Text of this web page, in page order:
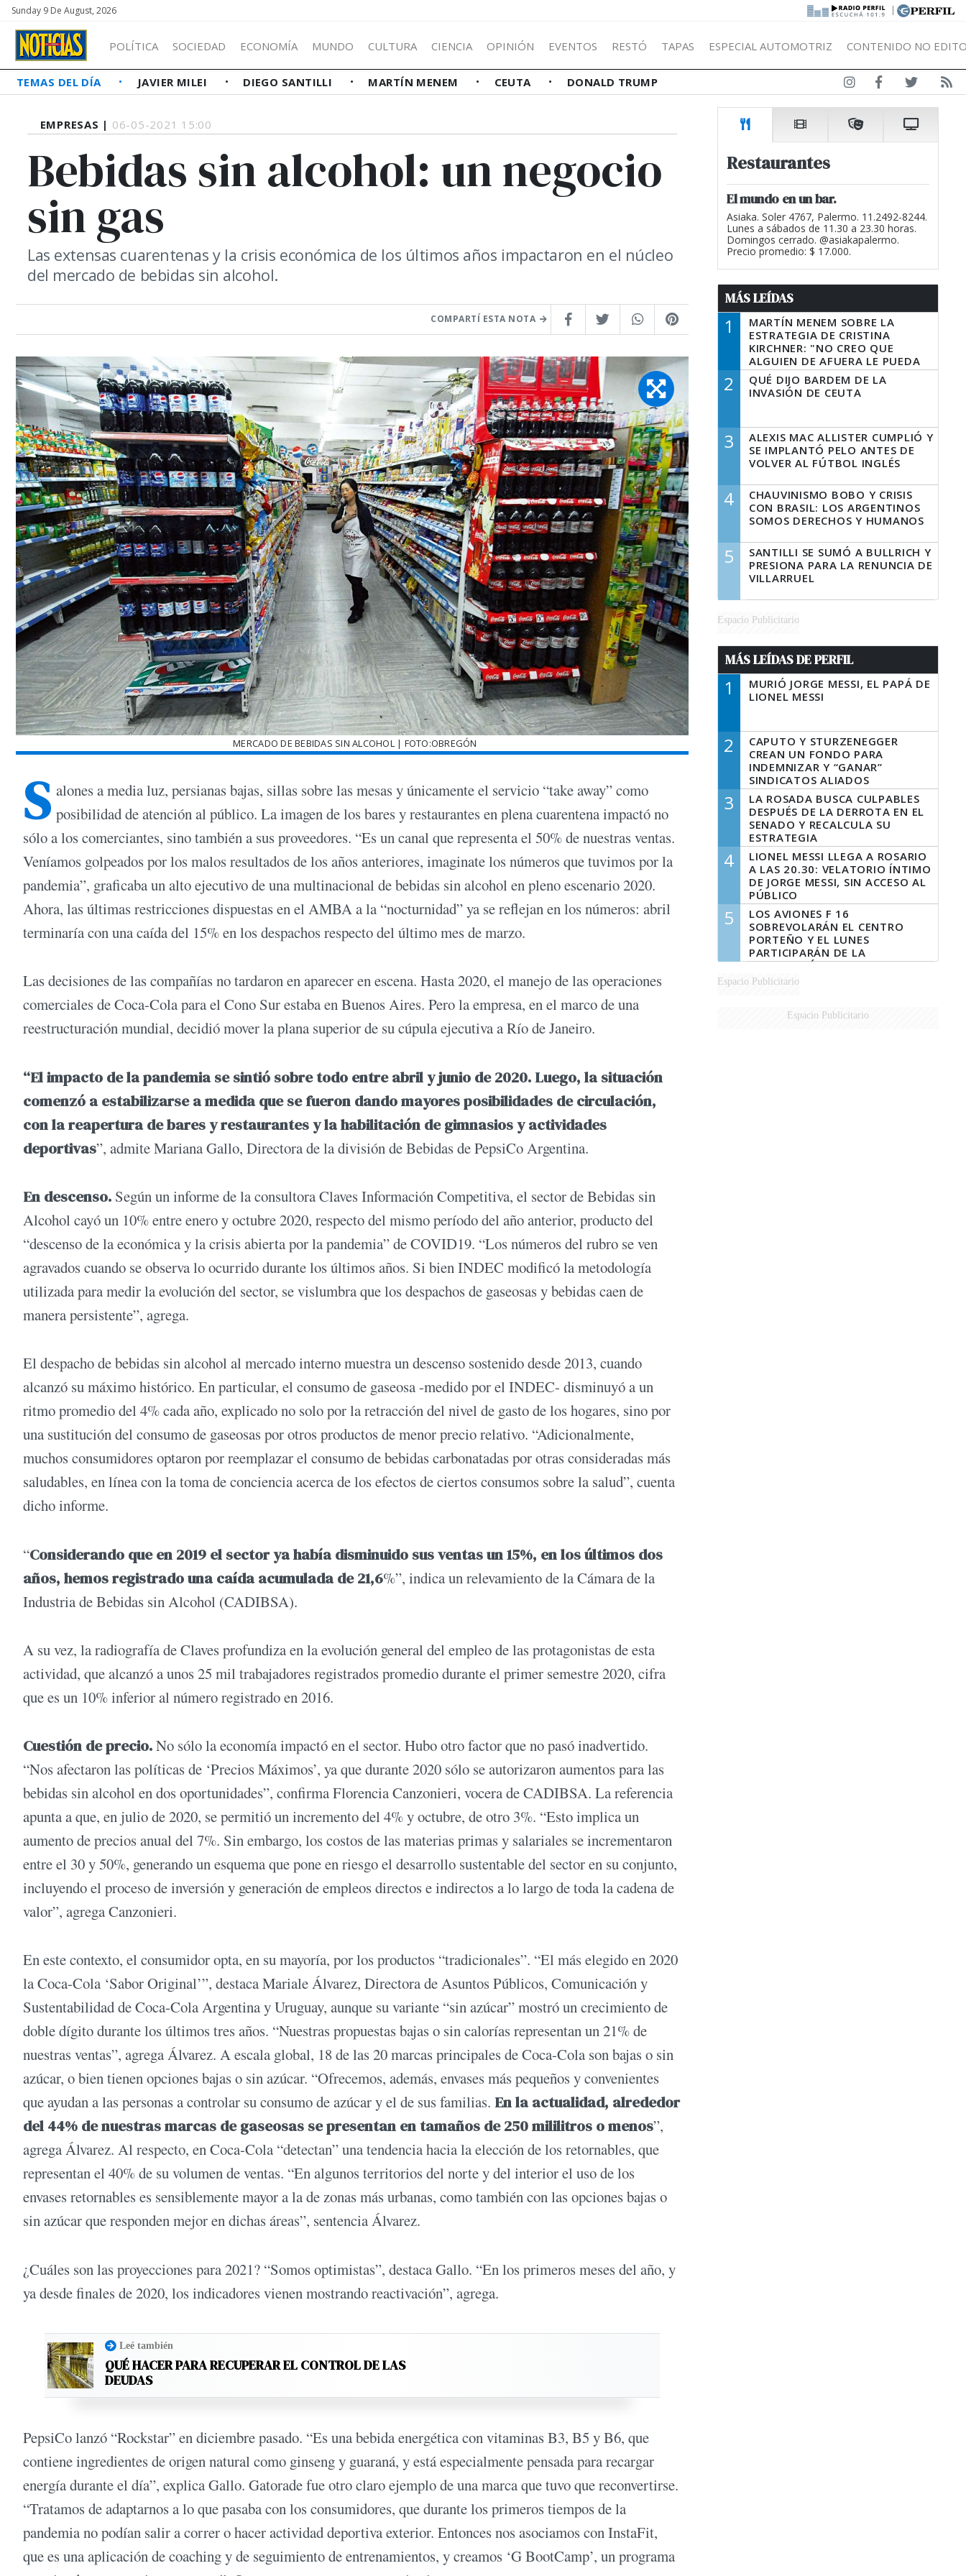
Sunday 9 De August, 2026 |
POLÍTICA SOCIEDAD ECONOMÍA MUNDO CULTURA CIENCIA OPINIÓN EVENTOS RESTÓ TAPAS ESPECIAL AUTOMOTRIZ CONTENIDO NO
TEMAS DEL DÍA JAVIER MILEI DIEGO SANTILLI MARTÍN MENEM CEUTA DONALD TRUMP
EMPRESAS | 06-05-2021 15:00
Bebidas sin alcohol: un negocio
sin gas
Las extensas cuarentenas y la crisis económica de los últimos años impactaron en el núcleo
del mercado de bebidas sin alcohol.
COMPARTÍ ESTA NOTA
MERCADO DE BEBIDAS SIN ALCOHOL | FOTO:OBREGÓN
S alones a media luz, persianas bajas, sillas sobre las mesas y únicamente el servicio “take away” como
posibilidad de atención al público. La imagen de los bares y restaurantes en plena cuarentena impactó no
sólo a los comerciantes, sino también a sus proveedores. “Es un canal que representa el 50% de nuestras ventas.
Veníamos golpeados por los malos resultados de los años anteriores, imaginate los números que tuvimos por la
pandemia”, graficaba un alto ejecutivo de una multinacional de bebidas sin alcohol en pleno escenario 2020.
Ahora, las últimas restricciones dispuestas en el AMBA a la “nocturnidad” ya se reflejan en los números: abril
terminaría con una caída del 15% en los despachos respecto del último mes de marzo.
Las decisiones de las compañías no tardaron en aparecer en escena. Hasta 2020, el manejo de las operaciones
comerciales de Coca-Cola para el Cono Sur estaba en Buenos Aires. Pero la empresa, en el marco de una
reestructuración mundial, decidió mover la plana superior de su cúpula ejecutiva a Río de Janeiro.
“El impacto de la pandemia se sintió sobre todo entre abril y junio de 2020. Luego, la situación
comenzó a estabilizarse a medida que se fueron dando mayores posibilidades de circulación,
con la reapertura de bares y restaurantes y la habilitación de gimnasios y actividades
deportivas”, admite Mariana Gallo, Directora de la división de Bebidas de PepsiCo Argentina.
En descenso. Según un informe de la consultora Claves Información Competitiva, el sector de Bebidas sin
Alcohol cayó un 10% entre enero y octubre 2020, respecto del mismo período del año anterior, producto del
“descenso de la económica y la crisis abierta por la pandemia” de COVID19. “Los números del rubro se ven
agravados cuando se observa lo ocurrido durante los últimos años. Si bien INDEC modificó la metodología
utilizada para medir la evolución del sector, se vislumbra que los despachos de gaseosas y bebidas caen de
manera persistente”, agrega.
El despacho de bebidas sin alcohol al mercado interno muestra un descenso sostenido desde 2013, cuando
alcanzó su máximo histórico. En particular, el consumo de gaseosa -medido por el INDEC- disminuyó a un
ritmo promedio del 4% cada año, explicado no solo por la retracción del nivel de gasto de los hogares, sino por
una sustitución del consumo de gaseosas por otros productos de menor precio relativo. “Adicionalmente,
muchos consumidores optaron por reemplazar el consumo de bebidas carbonatadas por otras consideradas más
saludables, en línea con la toma de conciencia acerca de los efectos de ciertos consumos sobre la salud”, cuenta
dicho informe.
“Considerando que en 2019 el sector ya había disminuido sus ventas un 15%, en los últimos dos
años, hemos registrado una caída acumulada de 21,6%”, indica un relevamiento de la Cámara de la
Industria de Bebidas sin Alcohol (CADIBSA).
A su vez, la radiografía de Claves profundiza en la evolución general del empleo de las protagonistas de esta
actividad, que alcanzó a unos 25 mil trabajadores registrados promedio durante el primer semestre 2020, cifra
que es un 10% inferior al número registrado en 2016.
Cuestión de precio.No sólo la economía impactó en el sector. Hubo otro factor que no pasó inadvertido.
“Nos afectaron las políticas de ‘Precios Máximos’, ya que durante 2020 sólo se autorizaron aumentos para las
bebidas sin alcohol en dos oportunidades”, confirma Florencia Canzonieri, vocera de CADIBSA. La referencia
apunta a que, en julio de 2020, se permitió un incremento del 4% y octubre, de otro 3%. “Esto implica un
aumento de precios anual del 7%. Sin embargo, los costos de las materias primas y salariales se incrementaron
entre el 30 y 50%, generando un esquema que pone en riesgo el desarrollo sustentable del sector en su conjunto,
incluyendo el proceso de inversión y generación de empleos directos e indirectos a lo largo de toda la cadena de
valor”, agrega Canzonieri.
En este contexto, el consumidor opta, en su mayoría, por los productos “tradicionales”. “El más elegido en 2020
la Coca-Cola ‘Sabor Original’”, destaca Mariale Álvarez, Directora de Asuntos Públicos, Comunicación y
Sustentabilidad de Coca-Cola Argentina y Uruguay, aunque su variante “sin azúcar” mostró un crecimiento de
doble dígito durante los últimos tres años. “Nuestras propuestas bajas o sin calorías representan un 21% de
nuestras ventas”, agrega Álvarez. A escala global, 18 de las 20 marcas principales de Coca-Cola son bajas o sin
azúcar, o bien tienen opciones bajas o sin azúcar. “Ofrecemos, además, envases más pequeños y convenientes
que ayudan a las personas a controlar su consumo de azúcar y el de sus familias. En la actualidad, alrededor
del 44% de nuestras marcas de gaseosas se presentan en tamaños de 250 mililitros o menos”,
agrega Álvarez. Al respecto, en Coca-Cola “detectan” una tendencia hacia la elección de los retornables, que
representan el 40% de su volumen de ventas. “En algunos territorios del norte y del interior el uso de los
envases retornables es sensiblemente mayor a la de zonas más urbanas, como también con las opciones bajas o
sin azúcar que responden mejor en dichas áreas”, sentencia Álvarez.
¿Cuáles son las proyecciones para 2021? “Somos optimistas”, destaca Gallo. “En los primeros meses del año, y
ya desde finales de 2020, los indicadores vienen mostrando reactivación”, agrega.
Leé también
QUÉ HACER PARA RECUPERAR EL CONTROL DE LAS
DEUDAS
PepsiCo lanzó “Rockstar” en diciembre pasado. “Es una bebida energética con vitaminas B3, B5 y B6, que
contiene ingredientes de origen natural como ginseng y guaraná, y está especialmente pensada para recargar
energía durante el día”, explica Gallo. Gatorade fue otro claro ejemplo de una marca que tuvo que reconvertirse.
“Tratamos de adaptarnos a lo que pasaba con los consumidores, que durante los primeros tiempos de la
pandemia no podían salir a correr o hacer actividad deportiva exterior. Entonces nos asociamos con InstaFit,
que es una aplicación de coaching y de seguimiento de entrenamientos, y creamos ‘G BootCamp’, un programa
Restaurantes
El mundo en un bar.
Asiaka. Soler 4767, Palermo. 11.2492-8244.
Lunes a sábados de 11.30 a 23.30 horas.
Domingos cerrado. @asiakapalermo.
Precio promedio: $ 17.000.
MÁS LEÍDAS
1
MARTÍN MENEM SOBRE LA
ESTRATEGIA DE CRISTINA
KIRCHNER: "NO CREO QUE
ALGUIEN DE AFUERA LE PUEDA
DECIR A LA JUSTICIA LO QUE
TIENE QUE HACER"
2
QUÉ DIJO BARDEM DE LA
INVASIÓN DE CEUTA
3
ALEXIS MAC ALLISTER CUMPLIÓ Y
SE IMPLANTÓ PELO ANTES DE
VOLVER AL FÚTBOL INGLÉS
4
CHAUVINISMO BOBO Y CRISIS
CON BRASIL: LOS ARGENTINOS
SOMOS DERECHOS Y HUMANOS
5
SANTILLI SE SUMÓ A BULLRICH Y
PRESIONA PARA LA RENUNCIA DE
VILLARRUEL
Espacio Publicitario
MÁS LEÍDAS DE PERFIL
1
MURIÓ JORGE MESSI, EL PAPÁ DE
LIONEL MESSI
2
CAPUTO Y STURZENEGGER
CREAN UN FONDO PARA
INDEMNIZAR Y “GANAR”
SINDICATOS ALIADOS
3
LA ROSADA BUSCA CULPABLES
DESPUÉS DE LA DERROTA EN EL
SENADO Y RECALCULA SU
ESTRATEGIA
4
LIONEL MESSI LLEGA A ROSARIO
A LAS 20.30: VELATORIO ÍNTIMO
DE JORGE MESSI, SIN ACCESO AL
PÚBLICO
5
LOS AVIONES F 16
SOBREVOLARÁN EL CENTRO
PORTEÑO Y EL LUNES
PARTICIPARÁN DE LA
CELEBRACIÓN DE LA FUERZA
AÉREA
Espacio Publicitario
Espacio Publicitario